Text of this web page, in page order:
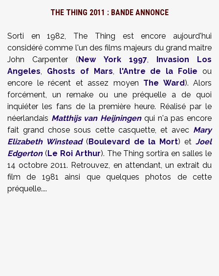
THE THING 2011 : BANDE ANNONCE
Sorti en 1982, The Thing est encore aujourd'hui
considéré comme l'un des films majeurs du grand maitre
John Carpenter (New York 1997, Invasion Los
Angeles, Ghosts of Mars, l'Antre de la Folie ou
encore le récent et assez moyen The Ward). Alors
forcément, un remake ou une préquelle a de quoi
inquiéter les fans de la première heure. Réalisé par le
néerlandais Matthijs van Heijningenqui n'a pas encore
fait grand chose sous cette casquette, et avec Mary
Elizabeth Winstead(Boulevard de la Mort) etJoel
Edgerton(Le Roi Arthur). The Thing sortira en salles le
14 octobre 2011. Retrouvez, en attendant, un extrait du
film de 1981 ainsi que quelques photos de cette
préquelle....